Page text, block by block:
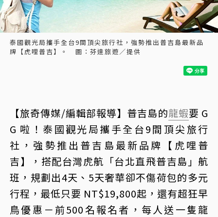
泰國觀光局攜手全台9間頂尖旅行社，強勢推出普吉島最新品
牌【虎哩普吉】。 圖：芬達旅遊／提供
【旅奇傳媒/編輯部報導】普吉島的龍蝦要 G
G 啦！泰國觀光局攜手全台9間頂尖旅行
社，強勢推出普吉島最新品牌【虎哩普
吉】，搭配台灣虎航「台北直飛普吉島」航
班，規劃出4天、5天奢華卻不傷荷包的多元
行程，最低只要 NT$19,800起，還有超狂早
鳥優惠－前500名報名者，每人送一隻龍